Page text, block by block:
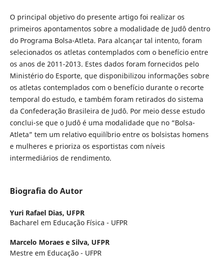
O principal objetivo do presente artigo foi realizar os
primeiros apontamentos sobre a modalidade de Judô dentro
do Programa Bolsa-Atleta. Para alcançar tal intento, foram
selecionados os atletas contemplados com o benefício entre
os anos de 2011-2013. Estes dados foram fornecidos pelo
Ministério do Esporte, que disponibilizou informações sobre
os atletas contemplados com o benefício durante o recorte
temporal do estudo, e também foram retirados do sistema
da Confederação Brasileira de Judô. Por meio desse estudo
conclui-se que o Judô é uma modalidade que no “Bolsa-
Atleta” tem um relativo equilíbrio entre os bolsistas homens
e mulheres e prioriza os esportistas com níveis
intermediários de rendimento.
Biografia do Autor
Yuri Rafael Dias, UFPR
Bacharel em Educação Física - UFPR
Marcelo Moraes e Silva, UFPR
Mestre em Educação - UFPR